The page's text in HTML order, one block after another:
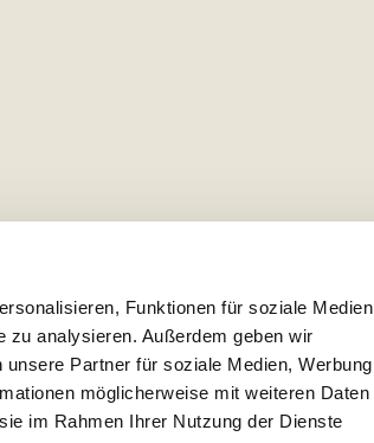
Funktionen für soziale Medien
zu analysieren. Außerdem geben wir
Partner für soziale Medien, Werbung
möglicherweise mit weiteren Daten
im Rahmen Ihrer Nutzung der Dienste